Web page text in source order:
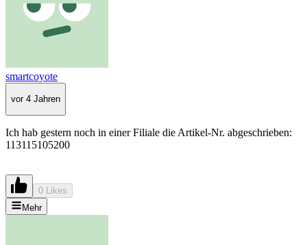
smartcoyote
vor 4 Jahren
Ich hab gestern noch in einer Filiale die Artikel-Nr. abgeschrieben:
113115105200
0 Likes
Mehr